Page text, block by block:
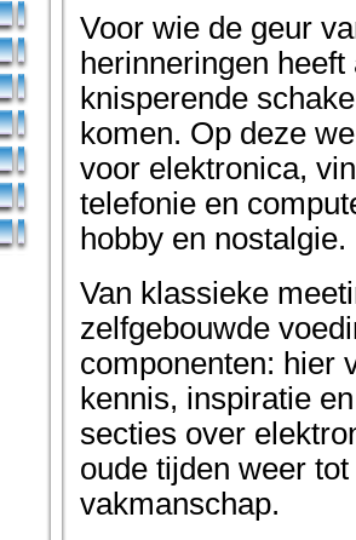
Voor wie de geur
herinneringen
knisperende
komen. Op deze
voor elektronica,
telefonie en
hobby en nostalgie.
Van klassieke
zelfgebouwde
componenten: hier
kennis, inspiratie
secties over
oude tijden weer
vakmanschap.